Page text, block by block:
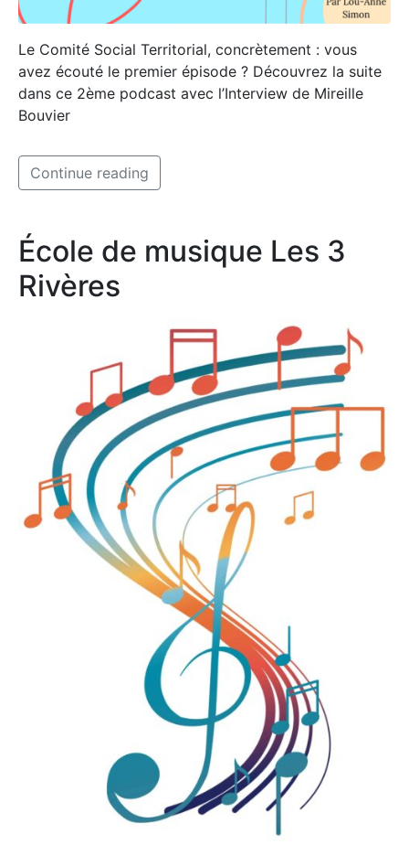
Le Comité Social Territorial, concrètement : vous
avez écouté le premier épisode ? Découvrez la suite
dans ce 2ème podcast avec l’Interview de Mireille
Bouvier
Continue reading
École de musique Les 3
Rivères